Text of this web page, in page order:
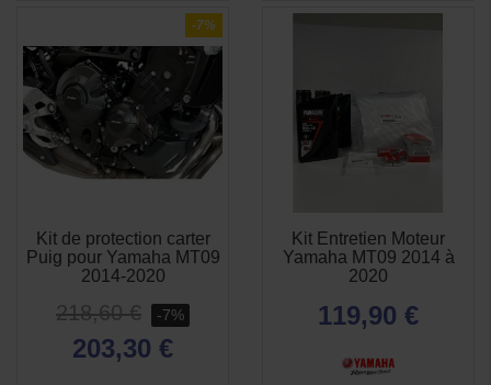
-7%
Kit de protection carter
Puig pour Yamaha MT09
2014-2020
218,60 € -7%
203,30 €
Kit Entretien Moteur
Yamaha MT09 2014 à
2020
119,90 €
 APERÇU
RAPIDE
APERÇU
RAPIDE